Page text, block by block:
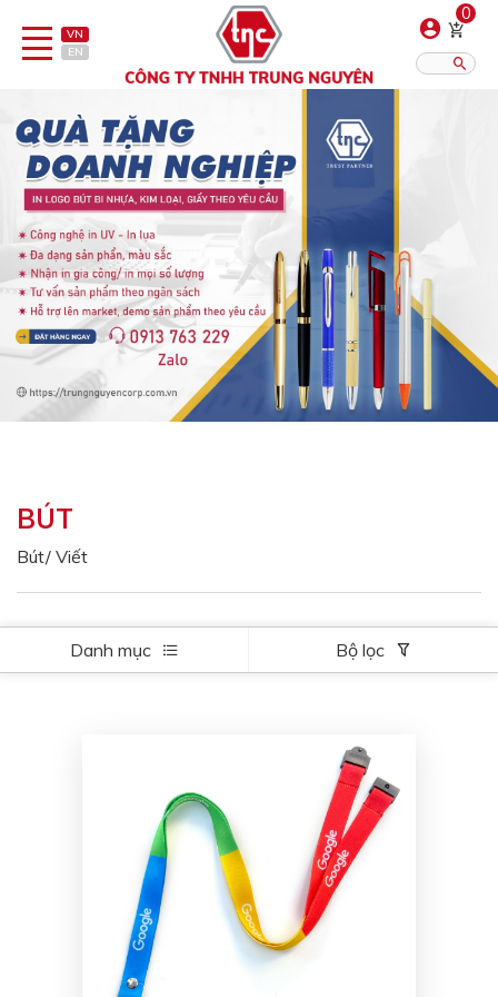
VN
EN
0
Danh sách sản phẩm
Bút
Bật lửa
Đồ sứ quà tặng
Bình/ca giữ nhiệt
Dây đeo & Phụ kiện
Màu sắc
Đỏ
Xanh ngọc
Xanh lá
Cam
Vàng
Hồng
Tím
Vàng kem
Bạc - Bạc
Xanh dương - Bạc
Xanh lá - Bạc
Xám - Bạc
Cam - Bạc
Tím - Bạc
Bạc - Xanh dương
Hiển thị?: 20
BÚT
Bút/ Viết
Danh mục Bộ lọc